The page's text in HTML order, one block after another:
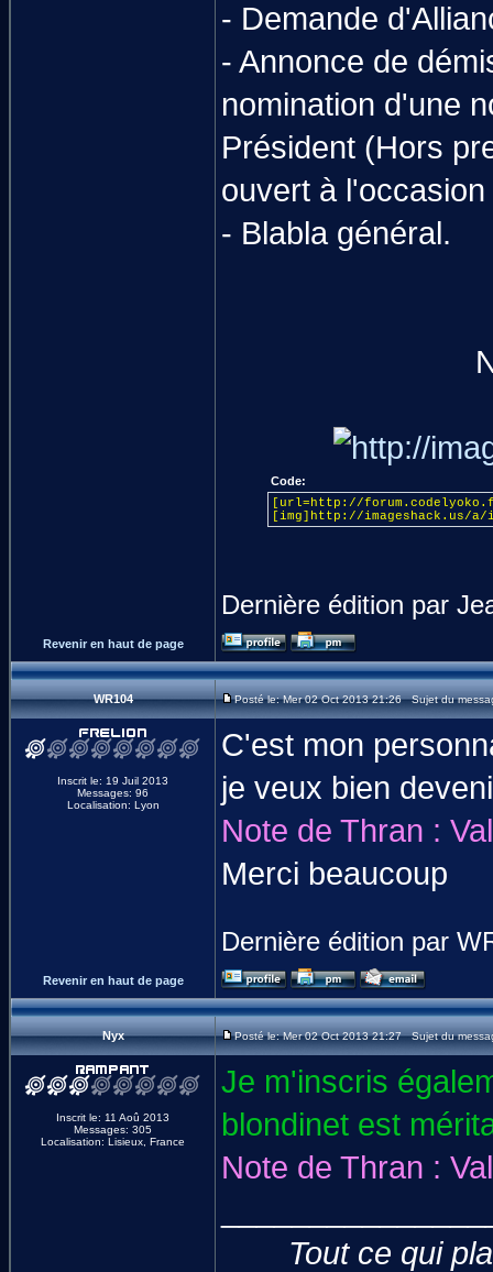
- Demande
- Annonce de
nomination d'une
Président (Hors
ouvert à
- Blabla général.
Code:
[url=http://
[img]http://imageshack.us/a/
Dernière édition par
Revenir en haut de page
WR104 Posté le: Mer 02 Oct 2013 21:26 Sujet du
Inscrit le: 19 Juil 2013
Messages: 96
Localisation: Lyon
C'est mon
je veux bien
Note de Thran :
Merci beaucoup
Dernière édition par
Revenir en haut de page
Nyx Posté le: Mer 02 Oct 2013 21:27 Sujet du
Inscrit le: 11 Aoû 2013
Messages: 305
Localisation: Lisieux, France
Je m'inscris
blondinet est
Note de Thran :
Tout ce qui